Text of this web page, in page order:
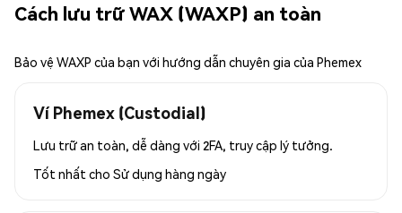
Cách lưu trữ WAX (WAXP) an toàn
Bảo vệ WAXP của bạn với hướng dẫn chuyên gia của Phemex
Ví Phemex (Custodial)
Lưu trữ an toàn, dễ dàng với 2FA, truy cập lý tưởng.
Tốt nhất cho Sử dụng hàng ngày